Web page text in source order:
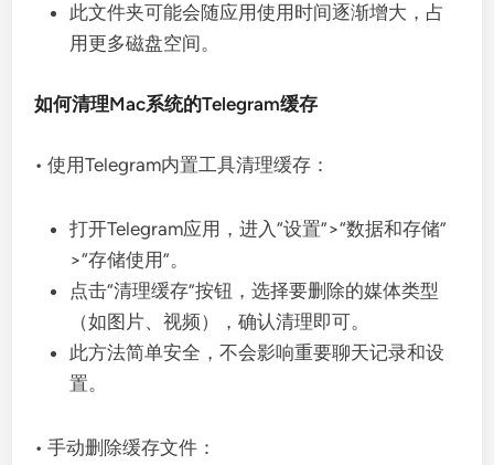
此文件夹可能会随应用使用时间逐渐增大，占
用更多磁盘空间。
如何清理Mac系统的Telegram缓存
• 使用Telegram内置工具清理缓存：
打开Telegram应用，进入“设置”>“数据和存储”
>“存储使用”。
点击“清理缓存”按钮，选择要删除的媒体类型
（如图片、视频），确认清理即可。
此方法简单安全，不会影响重要聊天记录和设
置。
• 手动删除缓存文件：